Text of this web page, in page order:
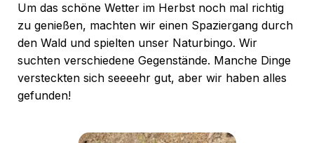
Um das schöne Wetter im Herbst noch mal richtig
zu genießen, machten wir einen Spaziergang durch
den Wald und spielten unser Naturbingo. Wir
suchten verschiedene Gegenstände. Manche Dinge
versteckten sich seeeehr gut, aber wir haben alles
gefunden!